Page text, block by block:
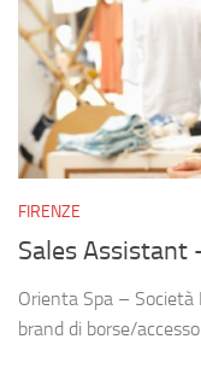
FIRENZE
Sales Assistant
Orienta Spa –
brand di borse/